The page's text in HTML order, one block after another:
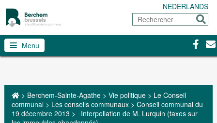
NEDERLANDS
Rechercher
Menu
> Berchem-Sainte-Agathe> Vie politique> Le Conseil
communal> Les conseils communaux> Conseil communal du
19 décembre 2013 >
Interpellation de M. Lurquin (taxes sur